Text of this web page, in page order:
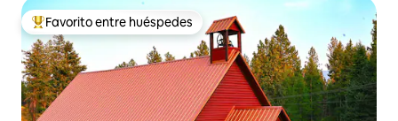
Favorito entre huéspedes preferido
Favorito entre huéspedes